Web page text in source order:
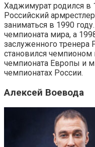
Хаджимурат родился в
Российский
заниматься в 1990
чемпионата мира, а
заслуженного тренера
становился чемпионом
чемпионата Европы и
чемпионатах России.
Алексей Воевода